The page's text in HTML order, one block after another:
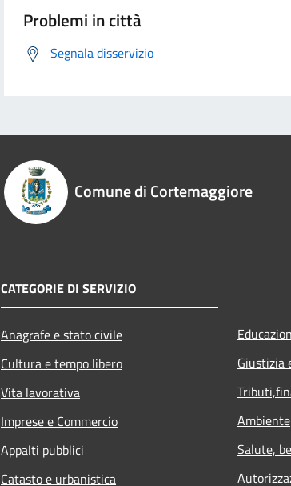
Problemi in città
Segnala disservizio
Comune di Cortemaggiore
CATEGORIE DI SERVIZIO
Anagrafe e stato civile
Cultura e tempo libero
Vita lavorativa
Imprese e Commercio
Appalti pubblici
Catasto e urbanistica
Giustizia
Ambiente
Salute,